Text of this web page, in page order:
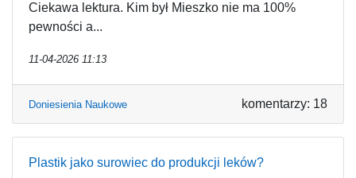
Ciekawa lektura. Kim był Mieszko nie ma 100%
pewności a...
11-04-2026 11:13
Doniesienia Naukowe komentarzy: 18
Plastik jako surowiec do produkcji leków?